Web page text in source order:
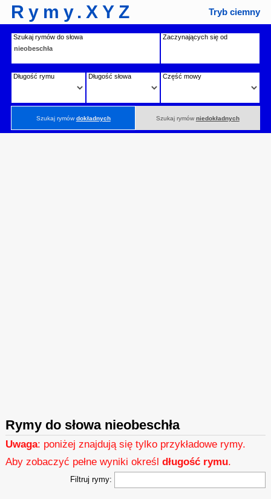
Rymy.XYZ Tryb ciemny
Szukaj rymów do słowa Zaczynających się od
Długość rymu Długość słowa Część mowy
Szukaj rymówdokładnych Szukaj rymów niedokładnych
Rymy do słowa nieobeschła
Uwaga: poniżej znajdują się tylko przykładowe rymy.
Aby zobaczyć pełne wyniki określdługość rymu.
Filtruj rymy: